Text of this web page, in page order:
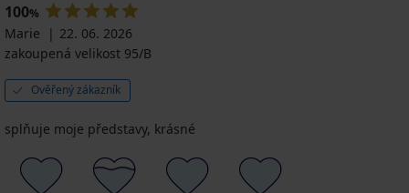
999
Kč
kód
kód
GET20
959
Kč
kód
GET20
Kč
799
Kč
GET20
100%
Marie
22. 06. 2026
zakoupená velikost 95/B
Ověřený zákazník
splňuje moje představy, krásné